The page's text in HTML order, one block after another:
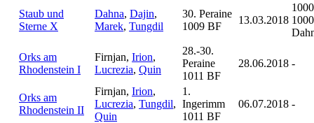
Staub und
Sterne X
Dahna, Dajin,
Marek, Tungdil
30. Peraine
1009 BF
13.03.2018
Orks am
Rhodenstein I
Firnjan, Irion,
Lucrezia, Quin
28.-30.
Peraine
1011 BF
28.06.2018 -
Orks am
Rhodenstein II
Firnjan, Irion,
Lucrezia, Tungdil,
Quin
1.
Ingerimm
1011 BF
06.07.2018 -